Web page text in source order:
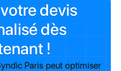
devis
dès
!
Paris peut optimiser